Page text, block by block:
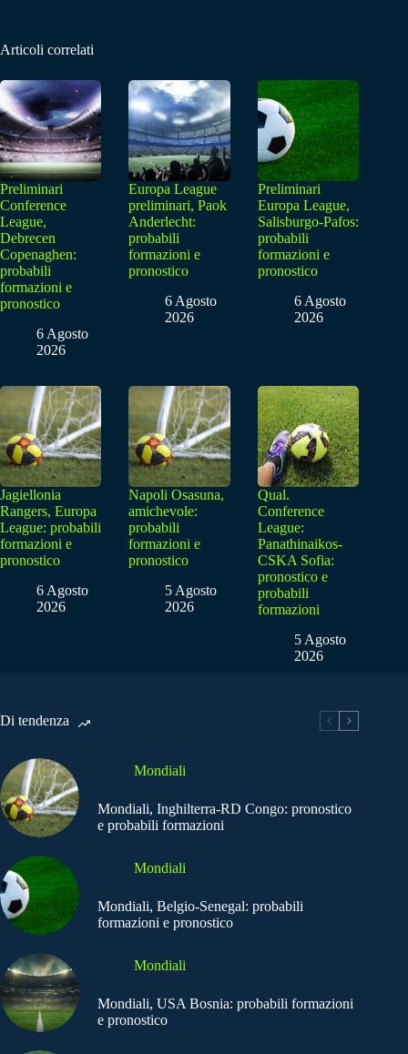
Articoli correlati
Preliminari
Conference
League,
Debrecen
Copenaghen:
probabili
formazioni e
pronostico
6 Agosto
2026
Europa League
preliminari, Paok
Anderlecht:
probabili
formazioni e
pronostico
6 Agosto
2026
Preliminari
Europa League,
Salisburgo-Pafos:
probabili
formazioni e
pronostico
6 Agosto
2026
Jagiellonia
Rangers, Europa
League: probabili
formazioni e
pronostico
6 Agosto
2026
Napoli Osasuna,
amichevole:
probabili
formazioni e
pronostico
5 Agosto
2026
Qual.
Conference
League:
Panathinaikos-
CSKA Sofia:
pronostico e
probabili
formazioni
5 Agosto
2026
Di tendenza
Mondiali
Mondiali, Inghilterra-RD Congo: pronostico
e probabili formazioni
Mondiali
Mondiali, Belgio-Senegal: probabili
formazioni e pronostico
Mondiali
Mondiali, USA Bosnia: probabili formazioni
e pronostico